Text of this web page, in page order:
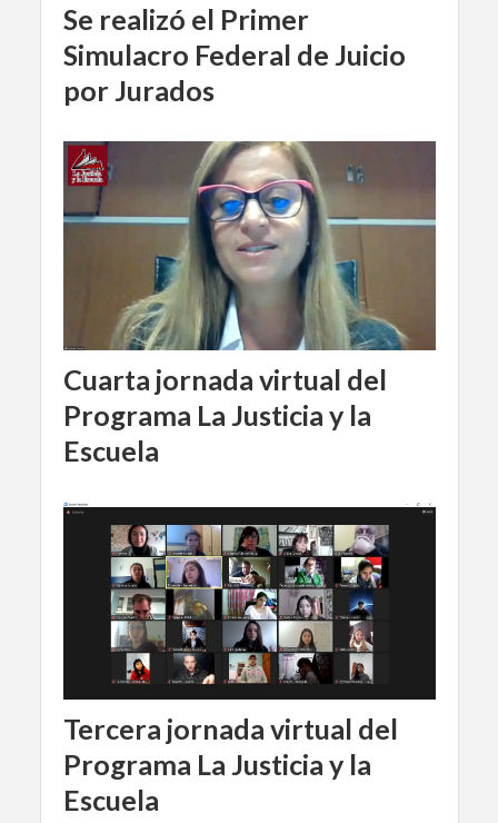
Se realizó el Primer
Simulacro Federal de Juicio
por Jurados
Cuarta jornada virtual del
Programa La Justicia y la
Escuela
Tercera jornada virtual del
Programa La Justicia y la
Escuela